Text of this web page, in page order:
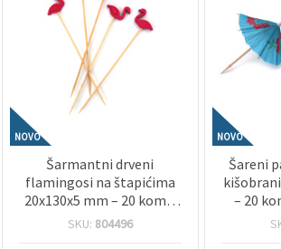
preferencije
Postavkama
odabirom
određene
vrste
kolačića i
"Spremi".
NOVO
Šarmantni drveni
flamingosi na štapićima
20x130x5 mm – 20 kom –
Prirodni ukrasi za hobi DIY
SKU: 804496
NOVO
Šareni
– 20